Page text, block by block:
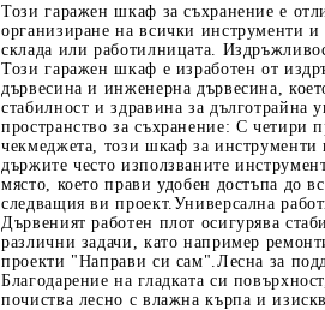
Този гаражен шкаф за съхранение е
организиране на всички инструменти и
склада или работилницата.
Този гаражен шкаф е изработен от
дървесина и инженерна дървесина,
стабилност и здравина за дълготрайна
пространство за съхранение: С четири
чекмеджета, този шкаф за инструменти
държите често използваните
място, което прави удобен достъпа до
следващия ви проект.Универсална
Дървеният работен плот осигурява
различни задачи, като например
проекти "Направи си сам".Лесна за
Благодарение на гладката си
почиства лесно с влажна кърпа и